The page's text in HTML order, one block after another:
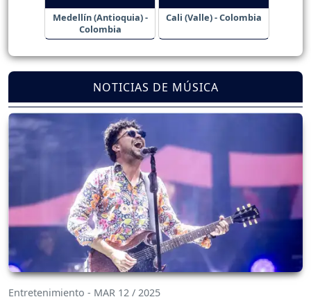
Medellín (Antioquia) -
Colombia
Cali (Valle) - Colombia
NOTICIAS DE MÚSICA
Entretenimiento - MAR 12 / 2025